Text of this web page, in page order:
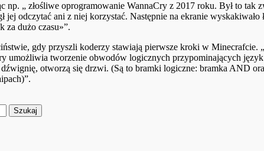
np. „ złośliwe oprogramowanie WannaCry z 2017 roku. Był to tak
jej odczytać ani z niej korzystać. Następnie na ekranie
za dużo czasu»”.
gdy przyszli koderzy stawiają pierwsze kroki w
umożliwia tworzenie obwodów logicznych przypominających
otworzą się drzwi. (Są to bramki logiczne: bramka AND